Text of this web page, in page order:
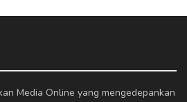
Media Online yang mengedepankan